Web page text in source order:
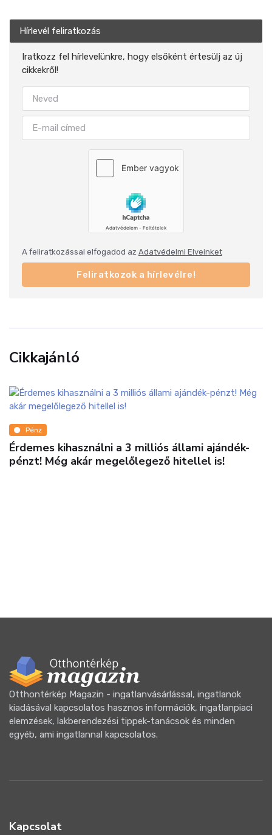
Hírlevél feliratkozás
Iratkozz fel hírlevelünkre, hogy elsőként értesülj az új
cikkekről!
A feliratkozással elfogadod az Adatvédelmi Elveinket
Feliratkozok a hírlevélre!
Cikkajánló
Pénz
Érdemes kihasználni a 3 milliós állami ajándék-
pénzt! Még akár megelőlegező hitellel is!
Otthontérkép Magazin - ingatlanvásárlással, ingatlanok
kiadásával kapcsolatos hasznos információk, ingatlanpiaci
elemzések, lakberendezési tippek-tanácsok és minden
egyéb, ami ingatlannal kapcsolatos.
Kapcsolat